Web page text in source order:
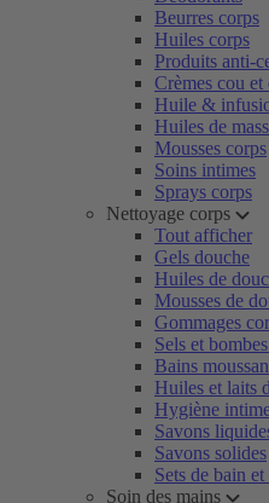
Beurres corps
Huiles corps
Produits anti-
Crèmes cou et
Huile &
Huiles de
Mousses corps
Soins intimes
Sprays corps
Nettoyage corps
Tout afficher
Gels douche
Huiles de
Mousses de
Gommages
Sels et
Bains
Huiles et laits
Hygiène
Savons
Savons solides
Sets de bain
Soin des mains